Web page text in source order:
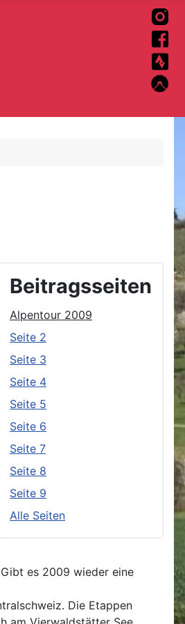
Beitragsseiten
Alpentour 2009
Seite 2
Seite 3
Seite 4
Seite 5
Seite 6
Seite 7
Seite 8
Seite 9
Alle Seiten
es 2009 wieder eine
Die Etappen